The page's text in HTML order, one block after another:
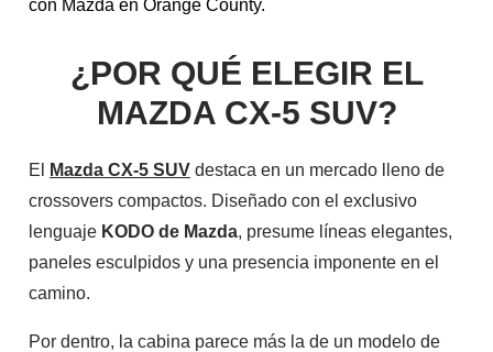
con Mazda en Orange County.
¿POR QUÉ ELEGIR EL
MAZDA CX-5 SUV?
El Mazda CX-5 SUV destaca en un mercado lleno de
crossovers compactos. Diseñado con el exclusivo
lenguaje KODO de Mazda, presume líneas elegantes,
paneles esculpidos y una presencia imponente en el
camino.
Por dentro, la cabina parece más la de un modelo de